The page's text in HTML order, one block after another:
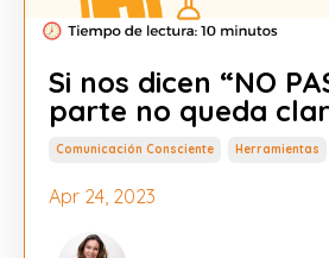
Si nos dicen “NO
parte no queda
Comunicación Consciente Herramientas
Apr 24, 2023